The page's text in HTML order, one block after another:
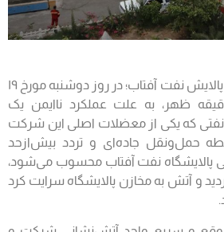
به گزارش روابط عمومی پالایش نفت آفتاب؛ در روز دوشنبه مورخ ۱۹
ساعت ۱۳و۴۷ دقیقه ظهر، به علت عملکرد ناایمن یک
نفتی‌ که یکی از معضلات اصلی این شرکت
حمل‌ونقل جاده‌ای و تردد بیش‌ازحد
پالایشگاه نفت آفتاب محسوب می‌شود،
و آتش به مخازن پالایشگاه سرایت کرد